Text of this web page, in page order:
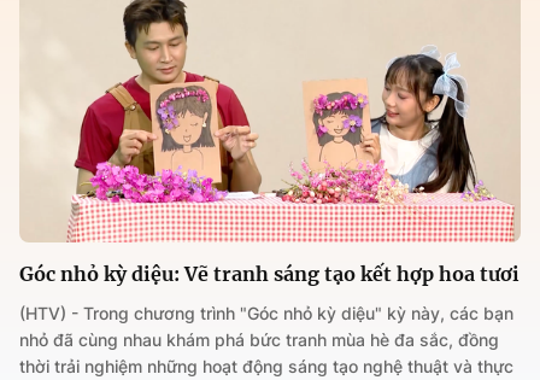
Góc nhỏ kỳ diệu: Vẽ tranh sáng tạo kết hợp hoa tươi
(HTV) - Trong chương trình "Góc nhỏ kỳ diệu" kỳ này, các bạn
nhỏ đã cùng nhau khám phá bức tranh mùa hè đa sắc, đồng
thời trải nghiệm những hoạt động sáng tạo nghệ thuật và thực